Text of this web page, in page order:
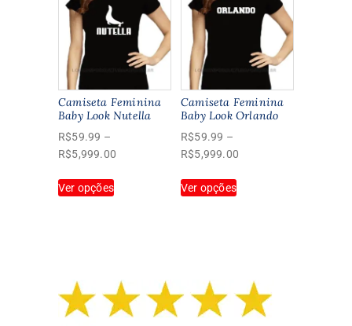
opções
podem
escolhidas
página
do
As
opções
podem
ser
escolhidas
na
página
produto
Camiseta Feminina
Baby Look Nutella
R$59.99 –
R$5,999.00
Ver opçõesproduto
opções
podem
ser
Camiseta Feminina
Baby Look Orlando
R$59.99 –
R$5,999.00
Ver opçõesproduto
opções
podem
ser